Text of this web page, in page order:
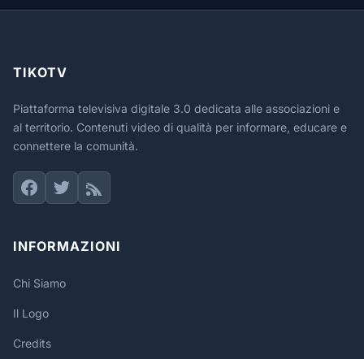
TIKOTV
Piattaforma televisiva digitale 3.0 dedicata alle associazioni e
al territorio. Contenuti video di qualità per informare, educare e
connettere la comunità.
INFORMAZIONI
Chi Siamo
Il Logo
Credits